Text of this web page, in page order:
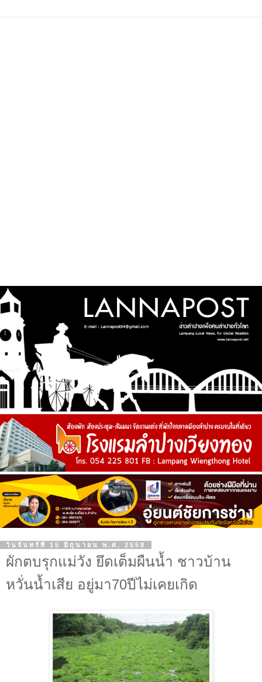
วันจันทร์ที่ 15 มิถุนายน พ.ศ. 2558
ผักตบรุกแม่วัง ยึดเต็มผืนน้ำ ชาวบ้าน
หวั่นน้ำเสีย อยู่มา70ปีไม่เคยเกิด